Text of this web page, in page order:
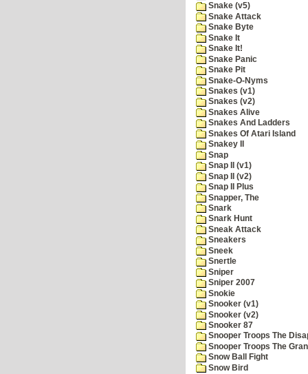
Snake (v5)
Snake Attack
Snake Byte
Snake It
Snake It!
Snake Panic
Snake Pit
Snake-O-Nyms
Snakes (v1)
Snakes (v2)
Snakes Alive
Snakes And Ladders
Snakes Of Atari Island
Snakey II
Snap
Snap II (v1)
Snap II (v2)
Snap II Plus
Snapper, The
Snark
Snark Hunt
Sneak Attack
Sneakers
Sneek
Snertle
Sniper
Sniper 2007
Snokie
Snooker (v1)
Snooker (v2)
Snooker 87
Snooper Troops The
Snooper Troops The
Snow Ball Fight
Snow Bird